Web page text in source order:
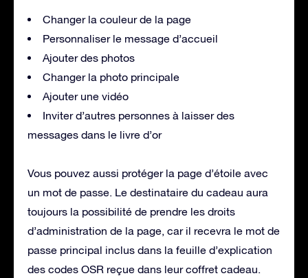
Changer la couleur de la page
Personnaliser le message d’accueil
Ajouter des photos
Changer la photo principale
Ajouter une vidéo
Inviter d’autres personnes à laisser des
messages dans le livre d’or
Vous pouvez aussi protéger la page d’étoile avec
un mot de passe. Le destinataire du cadeau aura
toujours la possibilité de prendre les droits
d’administration de la page, car il recevra le mot de
passe principal inclus dans la feuille d’explication
des codes OSR reçue dans leur coffret cadeau.